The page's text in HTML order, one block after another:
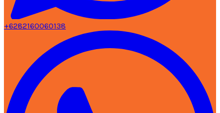
+6282160060138